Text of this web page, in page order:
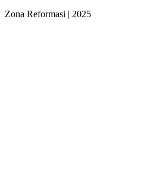
Zona Reformasi | 2025